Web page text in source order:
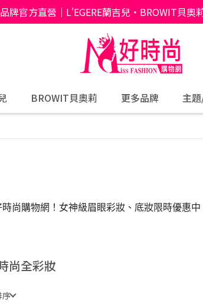
品牌官方直營｜L'EGERE蘭吉兒・BROWIT貝奧
BROWIT貝奧莉 更多品牌 主
尚購物網！女神級眉眼彩妝、底妝限時優惠中
尚全彩妝
序